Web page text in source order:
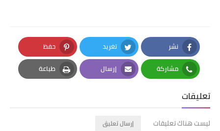
نشر
Facebook
تغريد
Twitter
حفظ
Pinterest
مشاركة
Whatsapp
إرسال
Email
طباعة
Print
تعليقات
ليست هناك تعليقات إرسال تعليق